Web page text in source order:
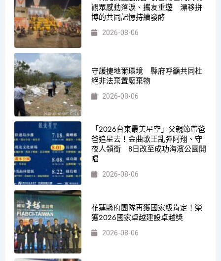
觀眾感動落淚、攜友重遊 漂移拼
博的共同記憶持續發酵
2026-08-06
守護捷地爾環境 縣府呼籲共同杜
絕非法棄置廢棄物
2026-08-06
「2026台東最美星空」父親節帶爸
爸追星去！金曲歌王乱彈阿翔、守
夜人領銜 8日改至成功海濱公園開
唱
2026-08-06
花蓮縣府團隊再獲國家級肯定！榮
獲2026國家卓越建設卓越獎
2026-08-06